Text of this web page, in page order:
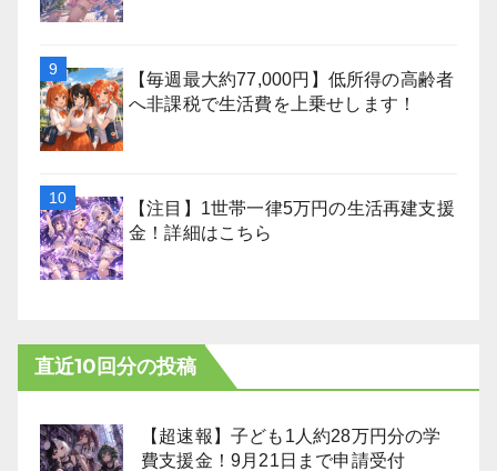
【毎週最大約77,000円】低所得の高齢者
へ非課税で生活費を上乗せします！
【注目】1世帯一律5万円の生活再建支援
金！詳細はこちら
直近10回分の投稿
【超速報】子ども1人約28万円分の学
費支援金！9月21日まで申請受付